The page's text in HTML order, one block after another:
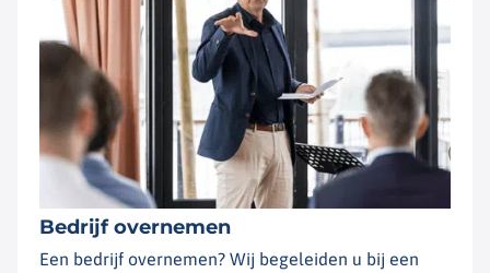
Bedrijf overnemen
Een bedrijf overnemen? Wij begeleiden u bij een